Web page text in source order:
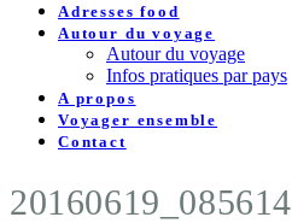
Adresses food
Autour du voyage
Autour du voyage
Infos pratiques par pays
A propos
Voyager ensemble
Contact
20160619_085614